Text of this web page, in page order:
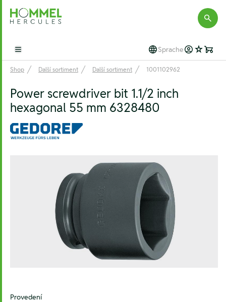
Hommel Hercules
Open main menu Sprache
Shop Další sortiment Další sortiment 1001102962
Power screwdriver bit 1.1/2 inch
hexagonal 55 mm 6328480
Provedení